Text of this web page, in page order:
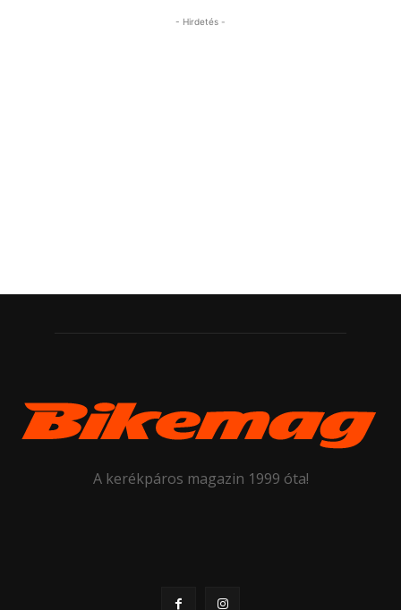
- Hirdetés -
A kerékpáros magazin 1999 óta!